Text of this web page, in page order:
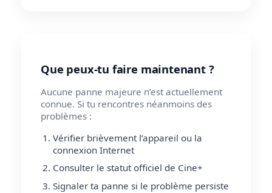
Que peux-tu faire maintenant ?
Aucune panne majeure n’est actuellement
connue. Si tu rencontres néanmoins des
problèmes :
Vérifier brièvement l’appareil ou la
connexion Internet
Consulter le statut officiel de Cine+
Signaler ta panne si le problème persiste